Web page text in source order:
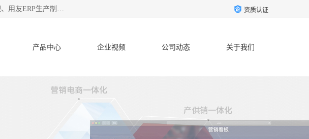
杭州协友软件有限公司主营：用友财务软件、用友进销存软件、用友OA办公自动化、用友CRM客户关系管理、用友ERP生产制造管理等;是一家用友管理软件咨询服务商。自创立至今，一直致力于为客户提供顾问式ERP管理解决方案务，为企业提供了财务管理、供应链和物流管理、生产制造管理、管理、知识与协同管理、客户关系管理等信息化建设领域的应用。 资质认证
产品中心 企业视频 公司动态 关于我们